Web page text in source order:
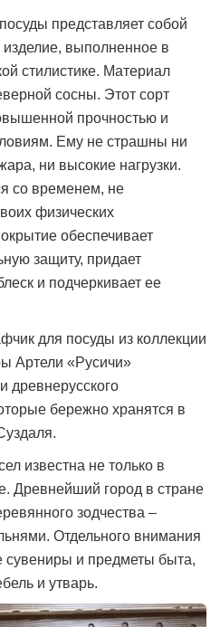
представляет собой
изделие, выполненное в
стилистике. Материал
сосны. Этот сорт
прочностью и
Ему не страшны ни
ни высокие нагрузки.
со временем, не
физических
обеспечивает
защиту, придает
и подчеркивает ее
для посуды из коллекции
Артели «Русичи»
древнерусского
бережно хранятся в
известна не только в
Древнейший город в стране
зодчества –
Отдельного внимания
сувениры и предметы быта,
и утварь.